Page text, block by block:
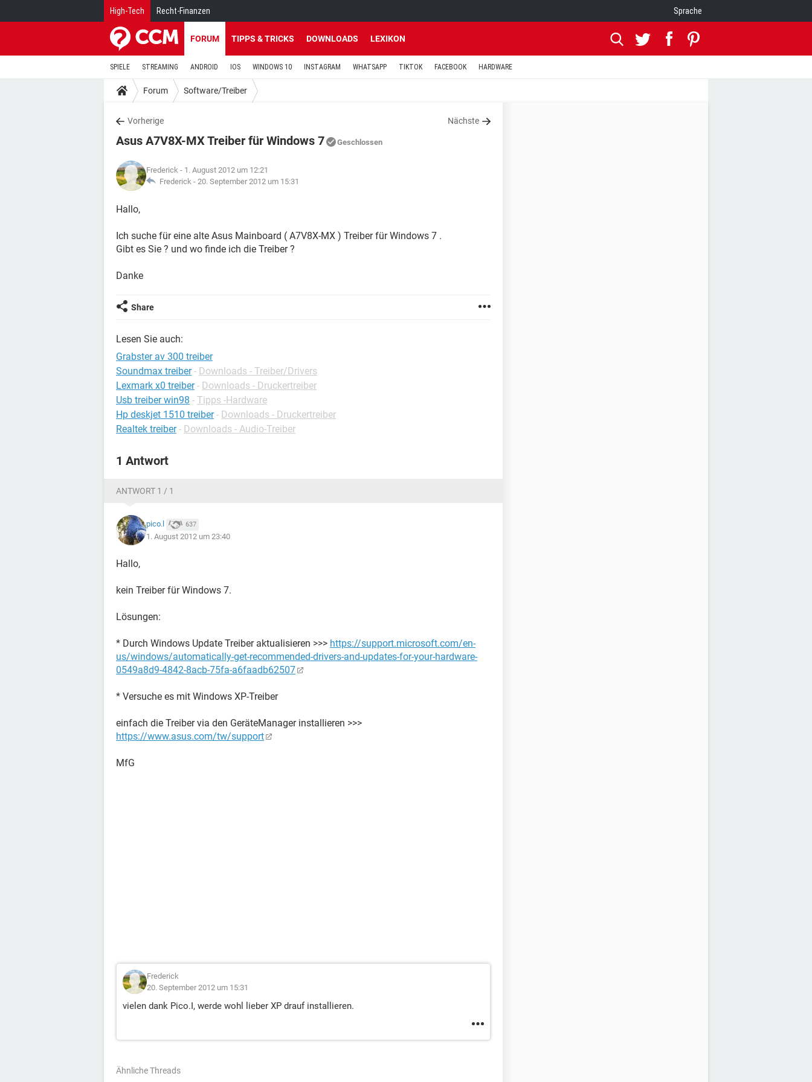
High-Tech Recht-Finanzen Sprache
FORUM TIPPS & TRICKS DOWNLOADS LEXIKON
SPIELE STREAMING ANDROID IOS WINDOWS 10 INSTAGRAM WHATSAPP TIKTOK FACEBOOK HARDWARE
Forum Software/Treiber
Vorherige Nächste
Asus A7V8X-MX Treiber für Windows 7 Geschlossen
Frederick - 1. August 2012 um 12:21
Frederick - 20. September 2012 um 15:31
Hallo,
Ich suche für eine alte Asus Mainboard ( A7V8X-MX ) Treiber für Windows 7 .
Gibt es Sie ? und wo finde ich die Treiber ?
Danke
Share
Lesen Sie auch:
Grabster av 300 treiber
Soundmax treiber - Downloads - Treiber/Drivers
Lexmark x0 treiber - Downloads - Druckertreiber
Usb treiber win98 - Tipps -Hardware
Hp deskjet 1510 treiber - Downloads - Druckertreiber
Realtek treiber - Downloads - Audio-Treiber
1 Antwort
ANTWORT 1 / 1
pico.l 637
1. August 2012 um 23:40
Hallo,
kein Treiber für Windows 7.
Lösungen:
* Durch Windows Update Treiber aktualisieren >>> https://support.microsoft.com/en-
us/windows/automatically-get-recommended-drivers-and-updates-for-your-hardware-
0549a8d9-4842-8acb-75fa-a6faadb62507
* Versuche es mit Windows XP-Treiber
einfach die Treiber via den GeräteManager installieren >>>
https://www.asus.com/tw/support
MfG
Frederick
20. September 2012 um 15:31
vielen dank Pico.I, werde wohl lieber XP drauf installieren.
Ähnliche Threads